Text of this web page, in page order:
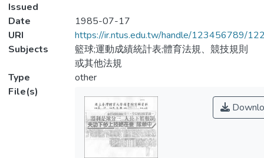
Issued
Date
1985-07-17
URI
https://ir.ntus.edu.tw/handle/123456789/
Subjects
籃球;運動成績統計表;體育法規、競技規則
或其他法規
Type
other
File(s)